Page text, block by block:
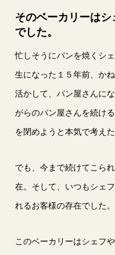
そのベーカリーは
でした。
忙しそうにパンを焼くシ
生になった１５年前、か
活かして、パン屋さんに
がらのパン屋さんを続け
を閉めようと本気で考え
でも、今まで続けてこら
在。そして、いつもシェ
れるお客様の存在でした。
このベーカリーはシェフ